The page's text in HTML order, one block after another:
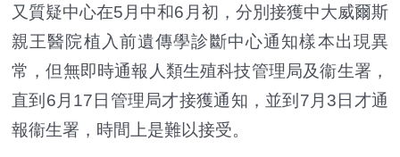
又質疑中心在5月中和6月初，分別接獲中大威爾斯
親王醫院植入前遺傳學診斷中心通知樣本出現異
常，但無即時通報人類生殖科技管理局及衞生署，
直到6月17日管理局才接獲通知，並到7月3日才通
報衞生署，時間上是難以接受。